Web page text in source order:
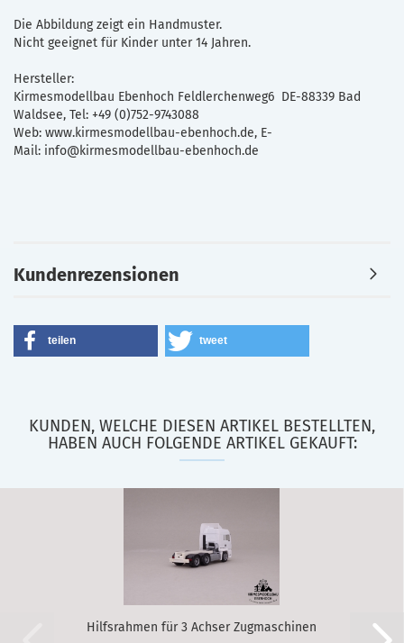
Die Abbildung zeigt ein Handmuster.
Nicht geeignet für Kinder unter 14 Jahren.
Hersteller:
Kirmesmodellbau Ebenhoch Feldlerchenweg6 DE-88339 Bad
Waldsee, Tel: +49 (0)752-9743088
Web: www.kirmesmodellbau-ebenhoch.de, E-
Mail: info@kirmesmodellbau-ebenhoch.de
Kundenrezensionen
teilen tweet
KUNDEN, WELCHE DIESEN ARTIKEL BESTELLTEN,
HABEN AUCH FOLGENDE ARTIKEL GEKAUFT:
Hilfsrahmen für 3 Achser Zugmaschinen